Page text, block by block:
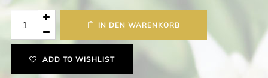
Damensocken
IN DEN WARENKORB
ADD TO WISHLIST